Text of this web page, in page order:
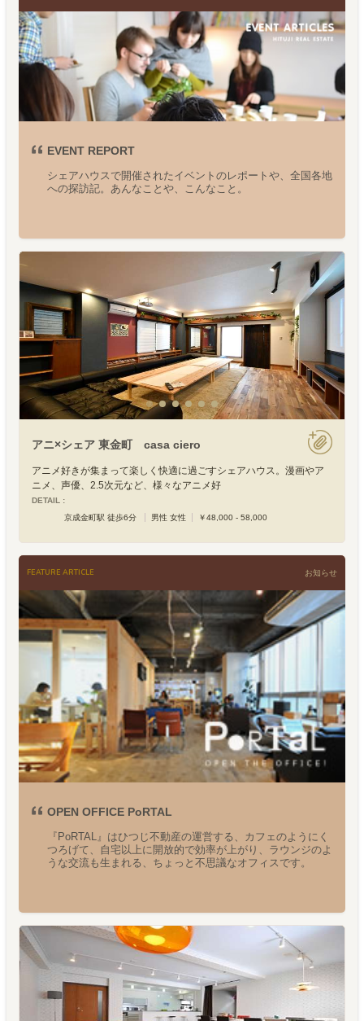
EVENT REPORT
シェアハウスで開催されたイベントのレポートや、全国各地
への探訪記。あんなことや、こんなこと。
アニ×シェア 東金町 casa ciero
アニメ好きが集まって楽しく快適に過ごすシェアハウス。漫画やア
ニメ、声優、2.5次元など、様々なアニメ好
DETAIL :
京成金町駅 徒歩6分
男性 女性 ￥48,000 - 58,000
FEATURE ARTICLE お知らせ
OPEN OFFICE PoRTAL
『PoRTAL』はひつじ不動産の運営する、カフェのようにく
つろげて、自宅以上に開放的で効率が上がり、ラウンジのよ
うな交流も生まれる、ちょっと不思議なオフィスです。